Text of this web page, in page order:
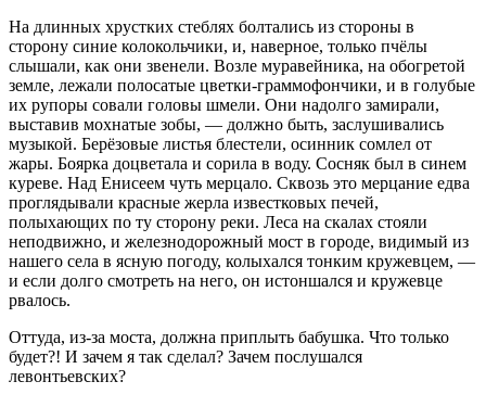
На длинных хрустких стеблях болтались из стороны в
сторону синие колокольчики, и, наверное, только пчёлы
слышали, как они звенели. Возле муравейника, на обогретой
земле, лежали полосатые цветки-граммофончики, и в голубые
их рупоры совали головы шмели. Они надолго замирали,
выставив мохнатые зобы, — должно быть, заслушивались
музыкой. Берёзовые листья блестели, осинник сомлел от
жары. Боярка доцветала и сорила в воду. Сосняк был в синем
куреве. Над Енисеем чуть мерцало. Сквозь это мерцание едва
проглядывали красные жерла известковых печей,
полыхающих по ту сторону реки. Леса на скалах стояли
неподвижно, и железнодорожный мост в городе, видимый из
нашего села в ясную погоду, колыхался тонким кружевцем, —
и если долго смотреть на него, он истоншался и кружевце
рвалось.
Оттуда, из-за моста, должна приплыть бабушка. Что только
будет?! И зачем я так сделал? Зачем послушался
левонтьевских?